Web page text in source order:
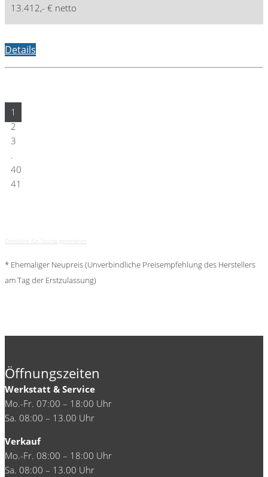
13.412,- € netto
Details
1
2
3
.
40
41
Direktlink für Suche generieren
* Ehemaliger Neupreis (Unverbindliche Preisempfehlung des Herstellers
am Tag der Erstzulassung)
Öffnungszeiten
Werkstatt & Service
Mo.-Fr. 07:00 – 18:00 Uhr
Sa. 08:00 – 13.00 Uhr
Verkauf
Mo.-Fr. 08:00 – 18:00 Uhr
Sa. 08:00 – 13.00 Uhr